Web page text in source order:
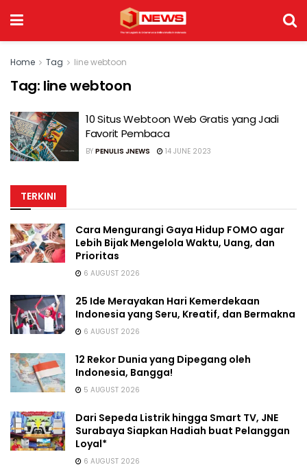
Home Tag line webtoon
Tag: line webtoon
10 Situs Webtoon Web Gratis yang Jadi
Favorit Pembaca
BY PENULIS JNEWS 14 JUNE 2023
TERKINI
Cara Mengurangi Gaya Hidup FOMO agar
Lebih Bijak Mengelola Waktu, Uang, dan
Prioritas
6 AUGUST 2026
25 Ide Merayakan Hari Kemerdekaan
Indonesia yang Seru, Kreatif, dan Bermakna
6 AUGUST 2026
12 Rekor Dunia yang Dipegang oleh
Indonesia, Bangga!
5 AUGUST 2026
Dari Sepeda Listrik hingga Smart TV, JNE
Surabaya Siapkan Hadiah buat Pelanggan
Loyal*
6 AUGUST 2026